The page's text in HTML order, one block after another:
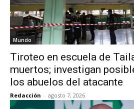
Mundo
Tiroteo en escuela de
muertos; investigan
los abuelos del atacante
Redacción - agosto 7, 2026